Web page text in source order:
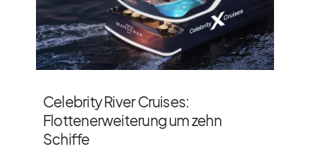
Celebrity River Cruises:
Flottenerweiterung um zehn
Schiffe